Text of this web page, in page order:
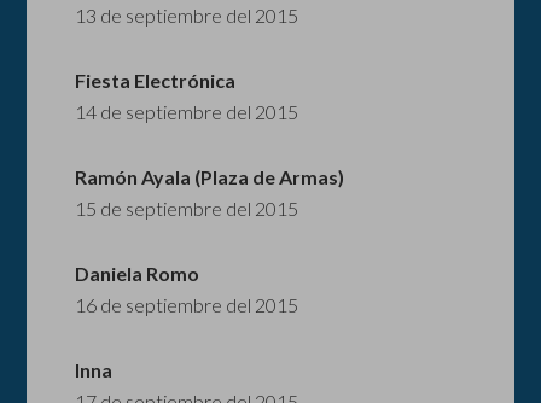
13 de septiembre del 2015
Fiesta Electrónica
14 de septiembre del 2015
Ramón Ayala (Plaza de Armas)
15 de septiembre del 2015
Daniela Romo
16 de septiembre del 2015
Inna